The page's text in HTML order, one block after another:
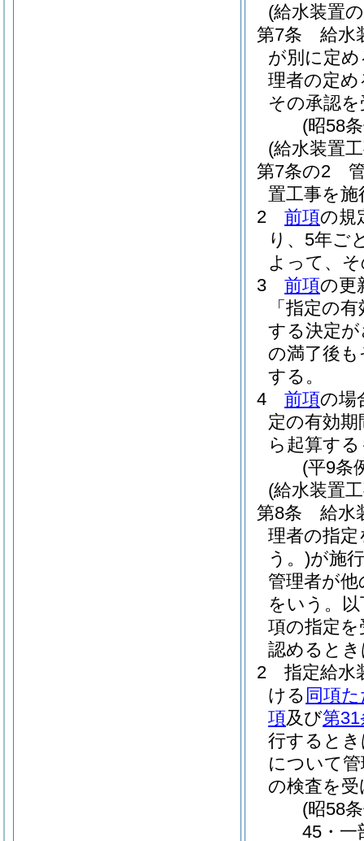
(給水装置
第7条
給水
が別に定
理者の定
その承認
(昭58
(給水装置
第7条の2
置工事を
2
前項の規
り、5年ご
よって、
3
前項の更
「指定の
する決定
の満了後
する。
4
前項の場
定の有効
ら起算す
(平9条
(給水装置
第8条
給水
理者の指
う。)が施
管理者が他
をいう。
項の指定
認めると
2
指定給水
ける 同項
項及び第
行すると
について
の検査を
(昭58
45・一